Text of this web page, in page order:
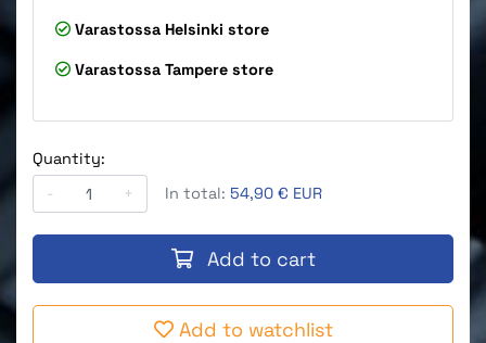
Varastossa Helsinki store
Varastossa Tampere store
Quantity:
-
+ In total: 54,90 € EUR
Add to cart
Add to watchlist